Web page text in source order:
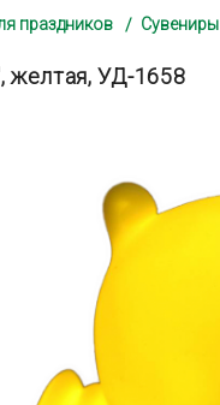
праздников Сувениры
желтая, УД-1658